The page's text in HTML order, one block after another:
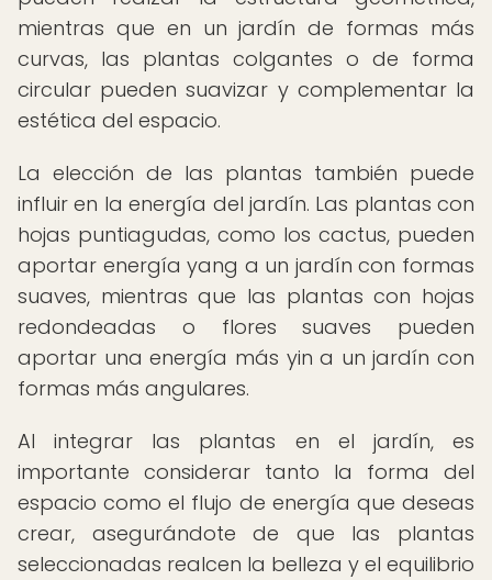
mientras que en un jardín de formas más
curvas, las plantas colgantes o de forma
circular pueden suavizar y complementar la
estética del espacio.
La elección de las plantas también puede
influir en la energía del jardín. Las plantas con
hojas puntiagudas, como los cactus, pueden
aportar energía yang a un jardín con formas
suaves, mientras que las plantas con hojas
redondeadas o flores suaves pueden
aportar una energía más yin a un jardín con
formas más angulares.
Al integrar las plantas en el jardín, es
importante considerar tanto la forma del
espacio como el flujo de energía que deseas
crear, asegurándote de que las plantas
seleccionadas realcen la belleza y el equilibrio